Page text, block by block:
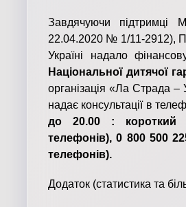
Завдячуючи підтримці
22.04.2020 № 1/11-2912),
Україні надало
Національної дитячої
організація «Ла Страда –
надає консультації в
до 20.00 : короткий
телефонів), 0 800 500
телефонів).
Додаток (статистика та